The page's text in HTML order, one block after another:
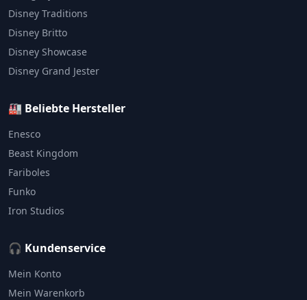
Disney Traditions
Disney Britto
Disney Showcase
Disney Grand Jester
🏭 Beliebte Hersteller
Enesco
Beast Kingdom
Fariboles
Funko
Iron Studios
🎧 Kundenservice
Mein Konto
Mein Warenkorb